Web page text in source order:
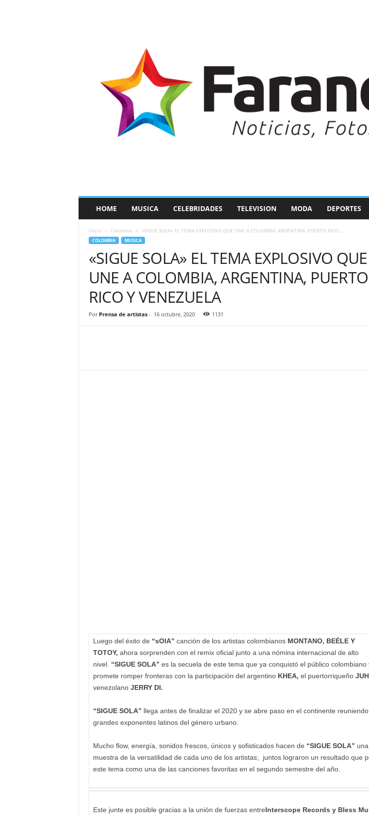
a
HOME MUSICA CELEBRIDADES TELEVISION MODA DEPORTES
Inicio Colombia «SIGUE SOLA» EL TEMA EXPLOSIVO QUE UNE A COLOMBIA, ARGENTINA, PUERTO RICO...
COLOMBIA MUSICA
«SIGUE SOLA» EL TEMA EXPLOSIVO QUE
UNE A COLOMBIA, ARGENTINA, PUERTO
RICO Y VENEZUELA
Por Prensa de artistas- 16 octubre, 2020 1131
Luego del éxito de “sOlA” canción de los artistas colombianos MONTANO, BEÉLE Y
TOTOY, ahora sorprenden con el remix oficial junto a una nómina internacional de alto
nivel. “SIGUE SOLA” es la secuela de este tema que ya conquistó el público colombiano
promete romper fronteras con la participación del argentino KHEA, el puertorriqueño
venezolano JERRY DI.
“SIGUE SOLA” llega antes de finalizar el 2020 y se abre paso en el continente
grandes exponentes latinos del género urbano.
Mucho flow, energía, sonidos frescos, únicos y sofisticados hacen de “SIGUE SOLA” una
muestra de la versatilidad de cada uno de los artistas; juntos lograron un resultado que
este tema como una de las canciones favoritas en el segundo semestre del año.
Este junte es posible gracias a la unión de fuerzas entreInterscope Records y Bless